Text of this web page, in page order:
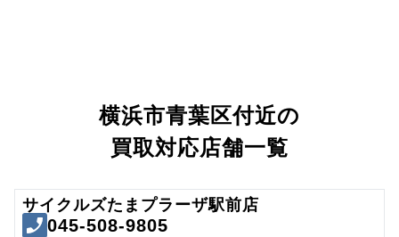
横浜市青葉区付近の
買取対応店舗一覧
サイクルズたまプラーザ駅前店
045-508-9805